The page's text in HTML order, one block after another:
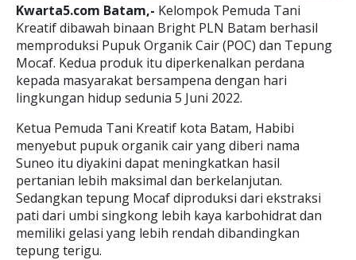
Kwarta5.com Batam,- Kelompok Pemuda Tani
Kreatif dibawah binaan Bright PLN Batam berhasil
memproduksi Pupuk Organik Cair (POC) dan Tepung
Mocaf. Kedua produk itu diperkenalkan perdana
kepada masyarakat bersampena dengan hari
lingkungan hidup sedunia 5 Juni 2022.
Ketua Pemuda Tani Kreatif kota Batam, Habibi
menyebut pupuk organik cair yang diberi nama
Suneo itu diyakini dapat meningkatkan hasil
pertanian lebih maksimal dan berkelanjutan.
Sedangkan tepung Mocaf diproduksi dari ekstraksi
pati dari umbi singkong lebih kaya karbohidrat dan
memiliki gelasi yang lebih rendah dibandingkan
tepung terigu.